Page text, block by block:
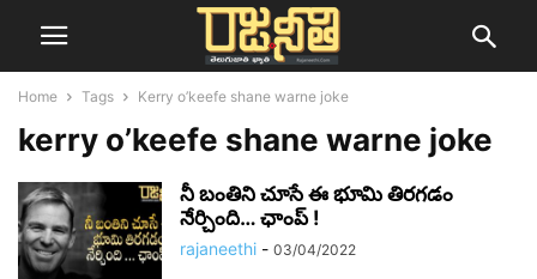
Home Tags Kerry o’keefe shane warne joke
kerry o’keefe shane warne joke
నీ బంతిని చూసే ఈ భూమి తిరగడం
నేర్చింది… ఛాంప్ !
rajaneethi - 03/04/2022